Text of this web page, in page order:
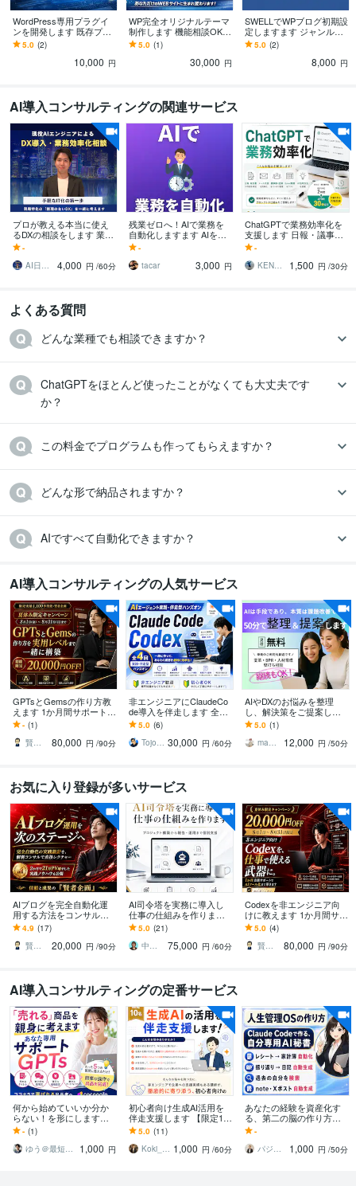
WordPress専用プラグイ
ンを開発します 既存プラ
グインで無理な機能を実
装します
5.0 (2)
10,000 円
WP完全オリジナルテーマ
制作します 機能相談OK！
管理画面付きテーマ制作
5.0 (1)
30,000 円
SWELLでWPブログ初期設
定しますます ジャンル不
問｜途中からも整えます
5.0 (2)
8,000 円
AI導入コンサルティングの関連サービス
プロが教える本当に使え
るDXの相談をします 業務
にフィットした無理のな
いDXの第一歩のご提供。
-
AI日本橋
4,000 円 /60分
残業ゼロへ！AIで業務を
自動化しますます AIを導
入して残業・手作業を自
動化
-
tacar
3,000 円
ChatGPTで業務効率化を
支援します 日報・議事
録・文章作成などの業務
を自動化してみません
か？
-
KEN◼️AI・DX支援ならお任せ！
1,500 円 /30分
よくある質問
どんな業種でも相談できますか？
ChatGPTをほとんど使ったことがなくても大丈夫です
か？
この料金でプログラムも作ってもらえますか？
AIですべて自動化できますか？
AI導入コンサルティングの人気サービス
GPTsとGemsの作り方教
えます 1か月間サポート！
初心者でも1か月間で実用
レベルへ
- (1)
賢者企画
80,000 円 /90分
非エンジニアにClaudeCo
de導入を伴走します 全4
回★経営者・個人事業主
の業務自動化に伴走
5.0 (6)
TojoJotaro 30,000 円 /60分
AIやDXのお悩みを整理
し、解決策をご提案しま
す AI導入の「何から始め
ればいい？」経営・現場
目線で整理します
5.0 (1)
mames｜起業・副業支援×AIDX設計
12,000 円 /50分
お気に入り登録が多いサービス
AIブログを完全自動化運
用する方法をコンサルし
ます 2か月で21万PV増や
した実践ノウハウも公開
4.9 (17)
賢者企画
20,000 円 /90分
AI司令塔を実務に導入し
仕事の仕組みを作ります
プロジェクト構築から報
告・運用まで個別に整え
ます
5.0 (21)
中村エミリ
75,000 円 /60分
Codexを非エンジニア向
けに教えます 1か月間サポ
ート！初心者でも安心ワ
ークショップ型AIコンサ
ル
5.0 (4)
賢者企画
80,000 円 /90分
AI導入コンサルティングの定番サービス
何から始めていいか分か
らない！を形にします
「売れる」商品を親身に
考えます。あなた専用サ
ポートGPTs
- (1)
ゆう＠最短24時間
1,000 円
初心者向け生成AI活用を
伴走支援します 【限定10
名】非エンジニアが生成A
Iの活用を伴走支援しま
す！
5.0 (11)
Koki_Ito 1,000 円 /60分
あなたの経験を資産化す
る、第二の脳の作り方教
えます Claude Codeで作
る、自分専用のAI秘書
-
パジャマ先生
1,000 円 /50分